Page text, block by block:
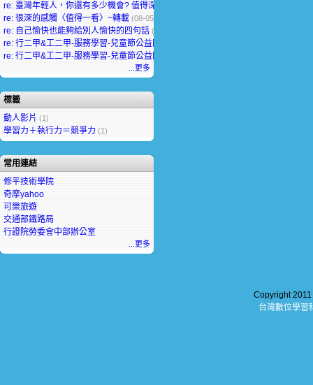
re: 臺灣年輕人，你還有多少機會? 值得深思&省思
re: 很深的感觸〈值得一看〉~轉載 (08-05, Min Seow)
re: 自己愉快也能夠給別人愉快的四句話 (08-04, chanchal rani)
re: 行二甲&工二甲-服務學習-兒童節公益園遊會闖關活動-讚!
re: 行二甲&工二甲-服務學習-兒童節公益園遊會闖關活動-讚!
...更多
標籤
動人影片 (1)
學習力＋執行力＝競爭力 (1)
常用連結
修平技術學院
奇摩yahoo
可樂旅遊
交通部鐵路局
行證院勞委會中部辦公室
...更多
Copyright
台灣數位學習